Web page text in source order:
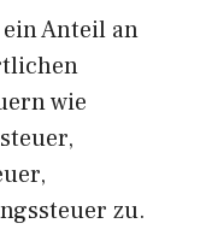
Anteil an
wie
zu.